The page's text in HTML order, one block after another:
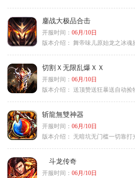
鏖战大极品合击
开服时间： 06月/10日
版本介绍： 舞帝味儿原始龙之冰魂
切割Ｘ无限乱爆ＸＸ
开服时间： 06月/10日
版本介绍： 送顶赞送狂暴送自动捡
斩龍無雙神器
开服时间： 06月/10日
版本介绍： 无暗坑无门槛一切靠打
斗龙传奇
开服时间： 06月/10日